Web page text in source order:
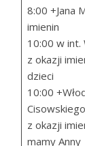
8:00 +Jana
imienin
10:00 w int.
z okazji
dzieci
10:00
z okazji
mamy Anny